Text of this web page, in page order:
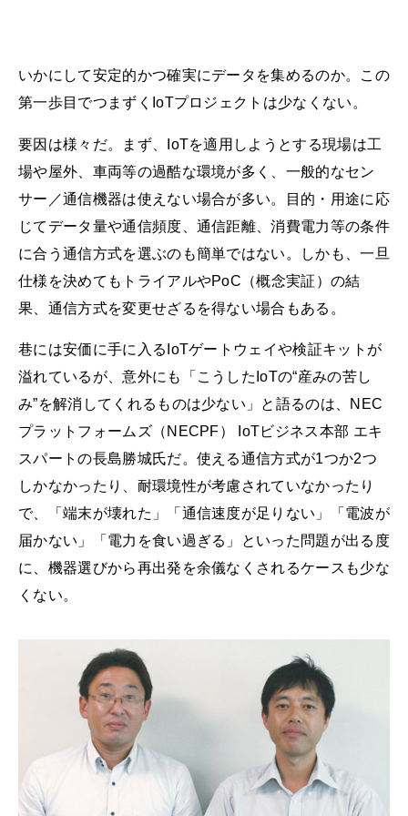
いかにして安定的かつ確実にデータを集めるのか。この
第一歩目でつまずくIoTプロジェクトは少なくない。
要因は様々だ。まず、IoTを適用しようとする現場は工
場や屋外、車両等の過酷な環境が多く、一般的なセン
サー／通信機器は使えない場合が多い。目的・用途に応
じてデータ量や通信頻度、通信距離、消費電力等の条件
に合う通信方式を選ぶのも簡単ではない。しかも、一旦
仕様を決めてもトライアルやPoC（概念実証）の結
果、通信方式を変更せざるを得ない場合もある。
巷には安価に手に入るIoTゲートウェイや検証キットが
溢れているが、意外にも「こうしたIoTの“産みの苦し
み”を解消してくれるものは少ない」と語るのは、NEC
プラットフォームズ（NECPF） IoTビジネス本部 エキ
スパートの長島勝城氏だ。使える通信方式が1つか2つ
しかなかったり、耐環境性が考慮されていなかったり
で、「端末が壊れた」「通信速度が足りない」「電波が
届かない」「電力を食い過ぎる」といった問題が出る度
に、機器選びから再出発を余儀なくされるケースも少な
くない。